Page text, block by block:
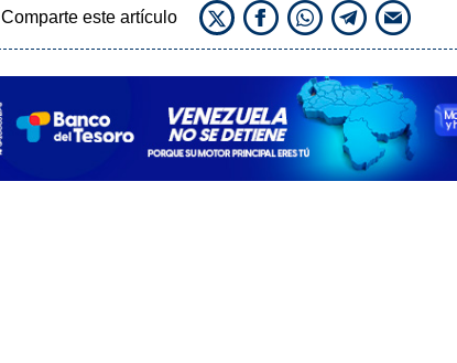
Comparte este artículo